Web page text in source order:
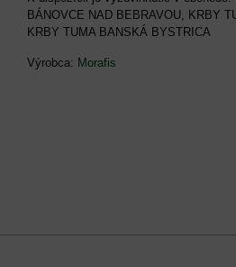
BÁNOVCE NAD BEBRAVOU, KRBY
KRBY TUMA BANSKÁ BYSTRICA
Výrobca: Morafis